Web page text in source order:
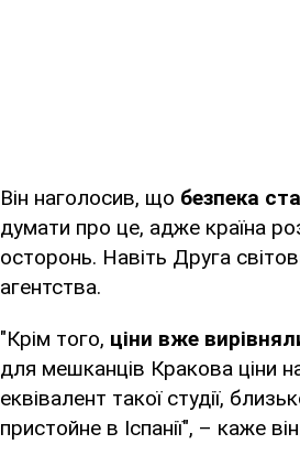
Він наголосив, що безпека
думати про це, адже країна
осторонь. Навіть Друга
агентства.
"Крім того, ціни вже
для мешканців Кракова ціни
еквівалент такої студії,
пристойне в Іспанії", – каже